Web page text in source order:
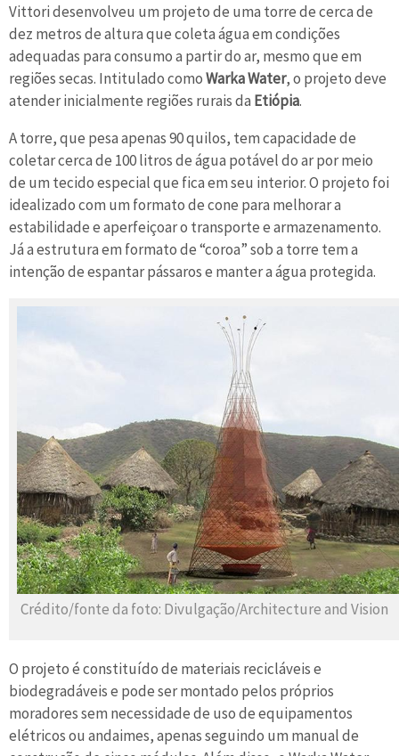
Vittori desenvolveu um projeto de uma torre de cerca de
dez metros de altura que coleta água em condições
adequadas para consumo a partir do ar, mesmo que em
regiões secas. Intitulado comoWarka Water, o projeto deve
atender inicialmente regiões rurais da Etiópia.
A torre, que pesa apenas 90 quilos, tem capacidade de
coletar cerca de 100 litros de água potável do ar por meio
de um tecido especial que fica em seu interior. O projeto foi
idealizado com um formato de cone para melhorar a
estabilidade e aperfeiçoar o transporte e armazenamento.
Já a estrutura em formato de “coroa” sob a torre tem a
intenção de espantar pássaros e manter a água protegida.
Crédito/fonte da foto: Divulgação/Architecture and Vision
O projeto é constituído de materiais recicláveis e
biodegradáveis e pode ser montado pelos próprios
moradores sem necessidade de uso de equipamentos
elétricos ou andaimes, apenas seguindo um manual de